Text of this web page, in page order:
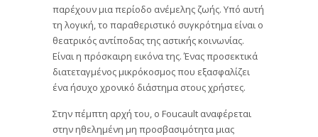
παρέχουν μια περίοδο ανέμελης ζωής. Υπό αυτή
τη λογική, το παραθεριστικό συγκρότημα είναι ο
θεατρικός αντίποδας της αστικής κοινωνίας.
Είναι η πρόσκαιρη εικόνα της. Ένας προσεκτικά
διατεταγμένος μικρόκοσμος που εξασφαλίζει
ένα ήσυχο χρονικό διάστημα στους χρήστες.
Στην πέμπτη αρχή του, ο Foucault αναφέρεται
στην ηθελημένη μη προσβασιμότητα μιας